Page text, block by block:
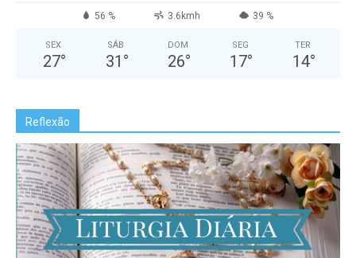
56 % 3.6kmh 39 %
SEX
27°
SÁB
31 °
DOM
26°
SEG
17°
TER
14°
Reflexão